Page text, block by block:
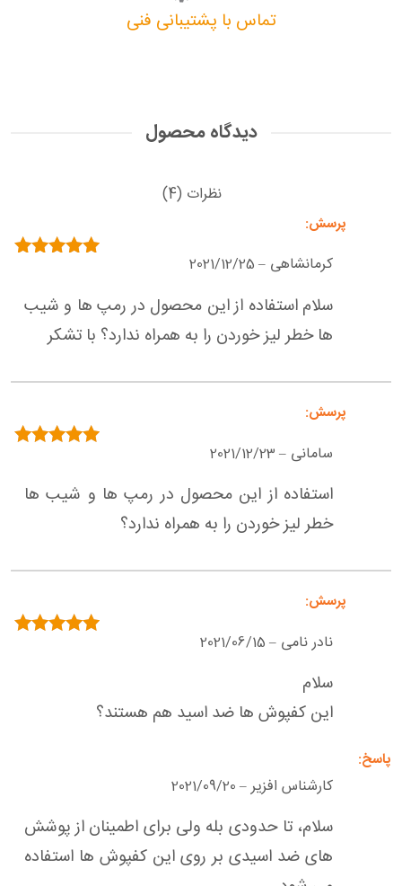
تماس با پشتیبانی فنی
دیدگاه محصول
نظرات (4)
کرمانشاهی –
2021/12/25
سلام استفاده از این محصول در رمپ ها و شیب
ها خطر لیز خوردن را به همراه ندارد؟ با تشکر
سامانی –
2021/12/23
استفاده از این محصول در رمپ ها و شیب ها
خطر لیز خوردن را به همراه ندارد؟
نادر نامی –
2021/06/15
سلام
این کفپوش ها ضد اسید هم هستند؟
کارشناس افزیر–
2021/09/20
سلام، تا حدودی بله ولی برای اطمینان از پوشش
های ضد اسیدی بر روی این کفپوش ها استفاده